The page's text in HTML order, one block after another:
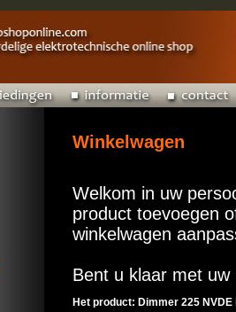
Winkelwagen
Welkom in uw
product toevoegen
winkelwagen
Bent u klaar met
Het product: Dimmer 225